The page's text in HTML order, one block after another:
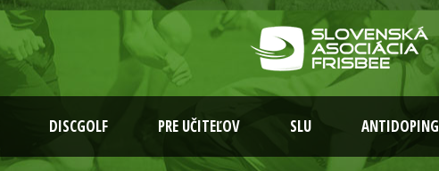
DISCGOLF PRE UČITEĽOV SLU ANTIDOPING